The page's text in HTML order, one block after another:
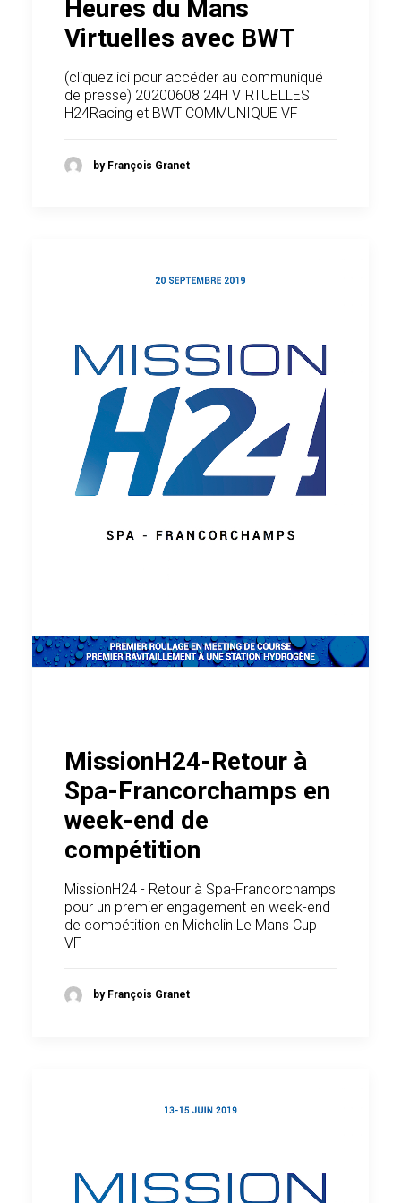
Heures du Mans
Virtuelles avec BWT
(cliquez ici pour accéder au communiqué
de presse) 20200608 24H VIRTUELLES
H24Racing et BWT COMMUNIQUE VF
by François Granet
MissionH24-Retour à
Spa-Francorchamps en
week-end de
compétition
MissionH24 - Retour à Spa-Francorchamps
pour un premier engagement en week-end
de compétition en Michelin Le Mans Cup
VF
by François Granet